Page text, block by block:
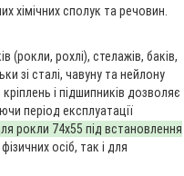
хімічних сполук та речовин.
(рокли, рохлі), стелажів, баків,
зі сталі, чавуну та нейлону
і підшипників дозволяє
період експлуатації
рокли 74х55 під встановлення
осіб, так і для